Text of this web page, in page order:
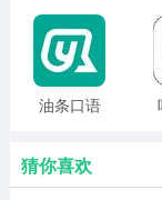
2、万向思维是
拥有十多年的教
3、大家可以轻
小编简评
油条口语
猜你喜欢